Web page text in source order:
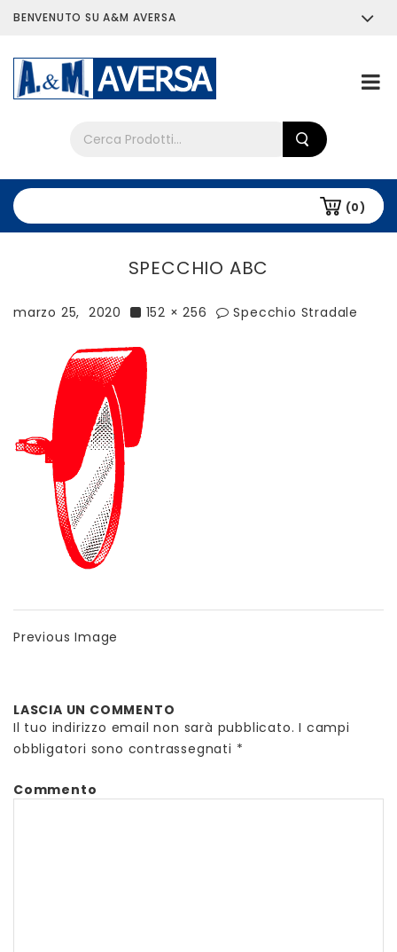
BENVENUTO SU A&M AVERSA
(0)
SPECCHIO ABC
marzo 25, 2020 152 × 256 Specchio Stradale
Previous Image
LASCIA UN COMMENTO
Il tuo indirizzo email non sarà pubblicato. I campi
obbligatori sono contrassegnati *
Commento